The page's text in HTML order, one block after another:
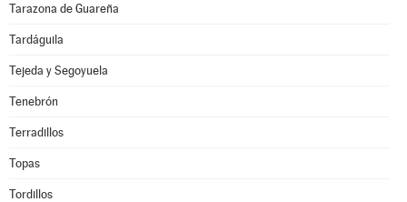
Tarazona de Guareña
Tardáguila
Tejeda y Segoyuela
Tenebrón
Terradillos
Topas
Tordillos